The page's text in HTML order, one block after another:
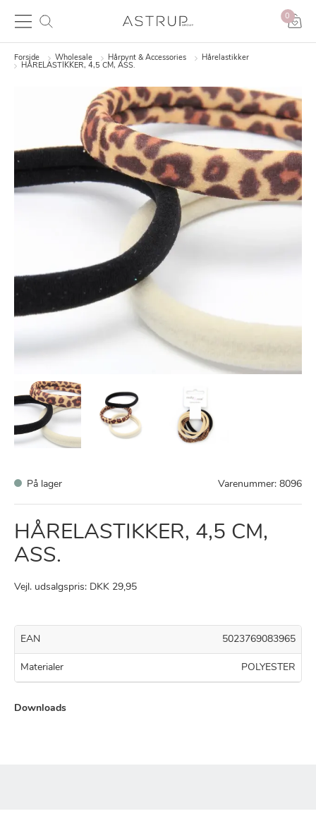
0
Forside Wholesale Hårpynt & Accessories
Hårelastikker
HÅRELASTIKKER, 4,5 CM, ASS.
På lager Varenummer: 8096
HÅRELASTIKKER, 4,5 CM,
ASS.
Vejl. udsalgspris: DKK 29,95
EAN 5023769083965
Materialer POLYESTER
Downloads